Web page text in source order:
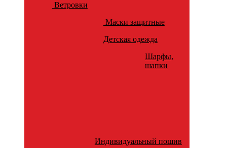
Ветровки
Маски защитные
Детская одежда
Шарфы,
шапки
Индивидуальный пошив